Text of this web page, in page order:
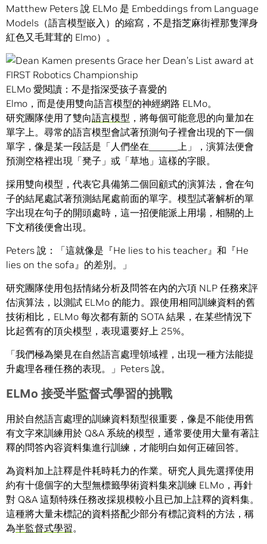
Matthew Peters 說 ELMo 是 Embeddings from Language
Models（語言模型嵌入）的縮寫，不是指芝麻街裡那隻渾身
紅色又毛茸茸的 Elmo）。
ELMo 愛閱讀：不是指深受孩子喜愛的
Elmo，而是使用雙向語言模型的神經網路 ELMo。
研究團隊使用了雙向語言模型 ，將每個可能意思的向量加在
單字上。尋常的語言模型會試著預測句子裡會出現的下一個
單字，像是某一段話是「人們坐在______上」，演算法便會
預測空格裡出現「凳子」或「草地」這樣的字眼。
採用雙向模型，代表它具備第二個回顧式的演算法，會在句
子的結尾處試著預測結尾處前面的單字。模型試著解析的單
字出現在句子的開頭處時，這一招便能派上用場，相關的上
下文稍後便會出現。
Peters 說：「這就像是『He lies to his teacher』和『He
lies on the sofa』的差別。」
研究團隊使用包括情緒分析及問答在內的六項 NLP 任務來評
估演算法，以測試 ELMo 的能力。跟使用相同訓練資料的舊
技術相比，ELMo 每次都有新的 SOTA 結果，在某些情況下
比起舊有的頂尖模型，表現還要好上 25%。
「我們極為樂見在自然語言處理領域裡，出現一種方法能提
升處理各種任務的表現。」Peters 說。
ELMo 接受半監督式學習的挑戰
用於自然語言處理的訓練資料類型很重要，像是不能使用舊
有文字來訓練用於 Q&A 系統的模型，通常要使用大量有著註
釋的問答內容資料集進行訓練，才能明白如何正確回答。
為資料加上註釋是件耗時耗力的作業。研究人員先選擇使用
約有十億個字的大型無標籤學術資料集來訓練 ELMo，再針
對 Q&A 這類特殊任務改採規模較小且已加上註釋的資料集。
這種將大量未標記的資料搭配少部分有標記資料的方法，稱
為半監督式學習。